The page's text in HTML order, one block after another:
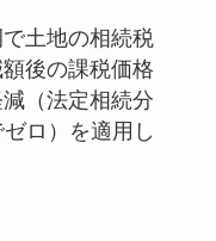
土地の相続税
後の課税価格
（法定相続分
ロ）を適用し